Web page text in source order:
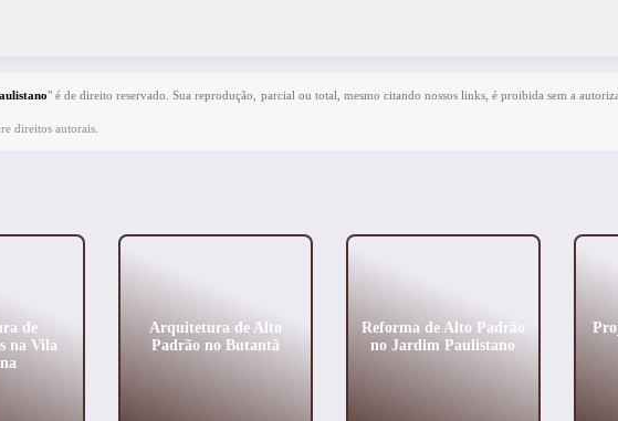
" é de direito reservado. Sua reprodução, parcial ou total, mesmo citando nossos links, é proibida sem a
direitos autorais.
de
na Vila
Arquitetura de Alto
Padrão no Butantã
Reforma de Alto Padrão
no Jardim Paulistano